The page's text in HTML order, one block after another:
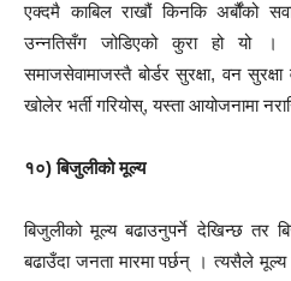
एक्दमै काबिल राखौं किनकि अर्बौंको
उन्नतिसँग जोडिएको कुरा हो यो ।
समाजसेवामाजस्तै बोर्डर सुरक्षा, वन सुरक्षा
खोलेर भर्ती गरियोस्, यस्ता आयोजनामा
१०) बिजुलीको मूल्य
बिजुलीको मूल्य बढाउनुपर्ने देखिन्छ तर
बढाउँदा जनता मारमा पर्छन् । त्यसैले